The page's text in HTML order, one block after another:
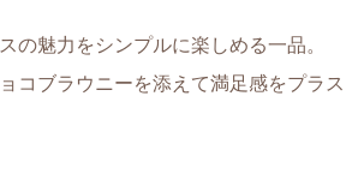
の魅力をシンプルに楽しめる一品。
コブラウニーを添えて満足感をプラス